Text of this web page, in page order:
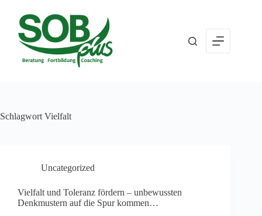
springen
Schlagwort Vielfalt
Uncategorized
Vielfalt und Toleranz fördern – unbewussten
Denkmustern auf die Spur kommen…